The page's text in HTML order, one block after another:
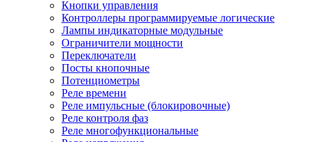
Кнопки управления
Контроллеры программируемые логические
Лампы индикаторные модульные
Ограничители мощности
Переключатели
Посты кнопочные
Потенциометры
Реле времени
Реле импульсные (блокировочные)
Реле контроля фаз
Реле многофункциональные